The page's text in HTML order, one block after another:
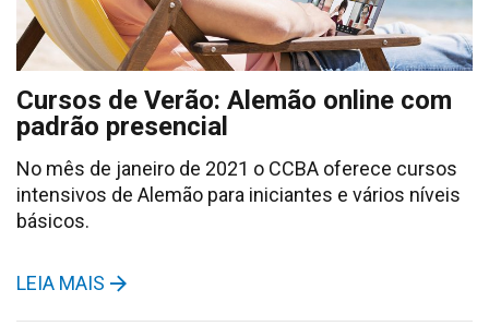
Cursos de Verão: Alemão online com
padrão presencial
No mês de janeiro de 2021 o CCBA oferece cursos
intensivos de Alemão para iniciantes e vários níveis
básicos.
LEIA MAIS